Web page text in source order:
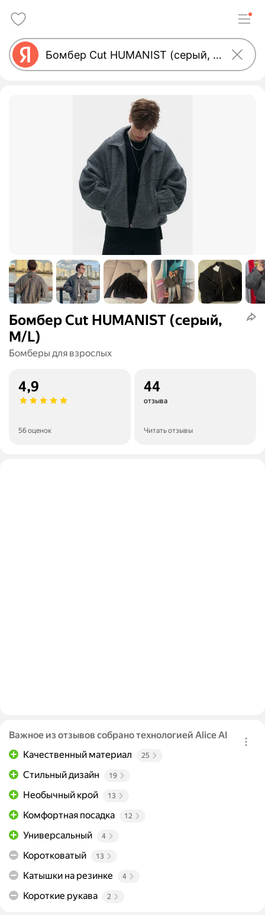
Бомбер Cut HUMANIST (серый,
M/L)
Бомберы для взрослых
4,9
56 оценок
44
отзыва
Читать отзывы
Важное из отзывов собрано технологией Alice AI
Качественный материал
25
Стильный дизайн 19
Необычный крой 13
Комфортная посадка 12
Универсальный 4
Коротковатый 13
Катышки на резинке 4
Короткие рукава 2